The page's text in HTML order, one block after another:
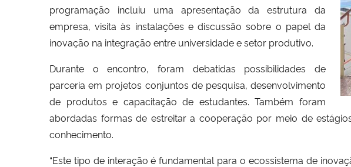
programação incluiu uma apresentação da estrutura da
empresa, visita às instalações e discussão sobre o papel da
inovação na integração entre universidade e setor produtivo.
Durante o encontro, foram debatidas possibilidades de
parceria em projetos conjuntos de pesquisa, desenvolvimento
de produtos e capacitação de estudantes. Também foram
abordadas formas de estreitar a cooperação por meio de
conhecimento.
“Este tipo de interação é fundamental para o ecossistema de